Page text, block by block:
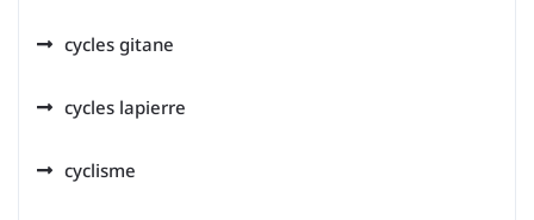
cycles gitane
cycles lapierre
cyclisme